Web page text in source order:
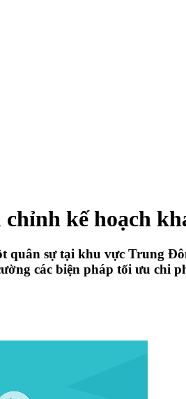
kế hoạch
sự tại khu vực Trung
các biện pháp tối ưu chi